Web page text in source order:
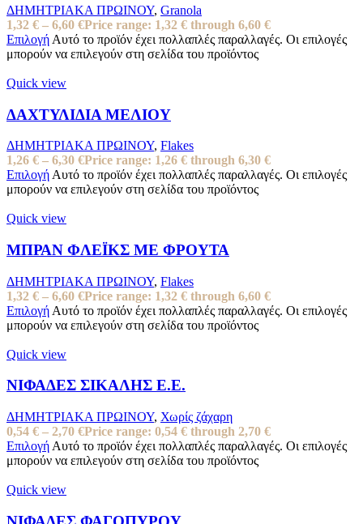
ΔΗΜΗΤΡΙΑΚΑ ΠΡΩΙΝΟΥ, Granola
1,32 € – 6,60 €Price range: 1,32 € through 6,60 €
Επιλογή Αυτό το προϊόν έχει πολλαπλές παραλλαγές. Οι επιλογές
μπορούν να επιλεγούν στη σελίδα του προϊόντος
Quick view
ΔΑΧΤΥΛΙΔΙΑ ΜΕΛΙΟΥ
ΔΗΜΗΤΡΙΑΚΑ ΠΡΩΙΝΟΥ, Flakes
1,26 € – 6,30 €Price range: 1,26 € through 6,30 €
Επιλογή Αυτό το προϊόν έχει πολλαπλές παραλλαγές. Οι επιλογές
μπορούν να επιλεγούν στη σελίδα του προϊόντος
Quick view
ΜΠΡΑΝ ΦΛΕΪΚΣ ΜΕ ΦΡΟΥΤΑ
ΔΗΜΗΤΡΙΑΚΑ ΠΡΩΙΝΟΥ, Flakes
1,32 € – 6,60 €Price range: 1,32 € through 6,60 €
Επιλογή Αυτό το προϊόν έχει πολλαπλές παραλλαγές. Οι επιλογές
μπορούν να επιλεγούν στη σελίδα του προϊόντος
Quick view
ΝΙΦΑΔΕΣ ΣΙΚΑΛΗΣ Ε.Ε.
ΔΗΜΗΤΡΙΑΚΑ ΠΡΩΙΝΟΥ, Χωρίς ζάχαρη
0,54 € – 2,70 €Price range: 0,54 € through 2,70 €
Επιλογή Αυτό το προϊόν έχει πολλαπλές παραλλαγές. Οι επιλογές
μπορούν να επιλεγούν στη σελίδα του προϊόντος
Quick view